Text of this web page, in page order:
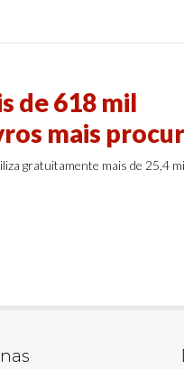
de 618 mil
mais
gratuitamente mais de 25,4